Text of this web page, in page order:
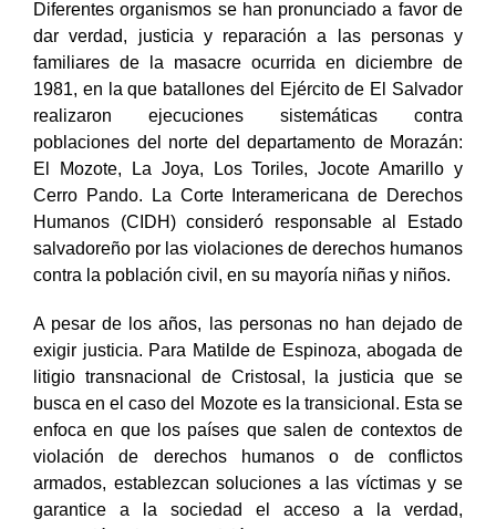
Diferentes organismos se han pronunciado a favor de
dar verdad, justicia y reparación a las personas y
familiares de la masacre ocurrida en diciembre de
1981, en la que batallones del Ejército de El Salvador
realizaron ejecuciones sistemáticas contra
poblaciones del norte del departamento de Morazán:
El Mozote, La Joya, Los Toriles, Jocote Amarillo y
Cerro Pando. La Corte Interamericana de Derechos
Humanos (CIDH) consideró responsable al Estado
salvadoreño por las violaciones de derechos humanos
contra la población civil, en su mayoría niñas y niños.
A pesar de los años, las personas no han dejado de
exigir justicia. Para Matilde de Espinoza, abogada de
litigio transnacional de Cristosal, la justicia que se
busca en el caso del Mozote es la transicional. Esta se
enfoca en que los países que salen de contextos de
violación de derechos humanos o de conflictos
armados, establezcan soluciones a las víctimas y se
garantice a la sociedad el acceso a la verdad,